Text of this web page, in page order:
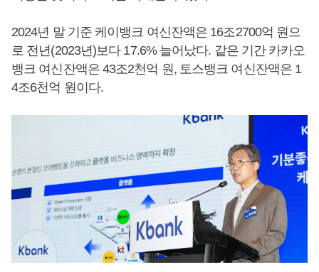
2024년 말 기준 케이뱅크 여신잔액은 16조2700억 원으
로 전년(2023년)보다 17.6% 늘어났다. 같은 기간 카카오
뱅크 여신잔액은 43조2천억 원, 토스뱅크 여신잔액은 1
4조6천억 원이다.